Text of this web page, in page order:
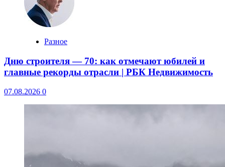
Разное
Дню строителя — 70: как отмечают юбилей и
главные рекорды отрасли | РБК Недвижимость
07.08.2026 0